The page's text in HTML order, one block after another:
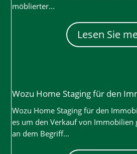
möblierter...
Lesen Sie
Wozu Home Staging für den
Wozu Home Staging für den
es um den Verkauf von Immobilien
an dem Begriff...